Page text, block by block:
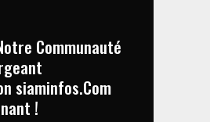
Communauté
siaminfos.Com
!